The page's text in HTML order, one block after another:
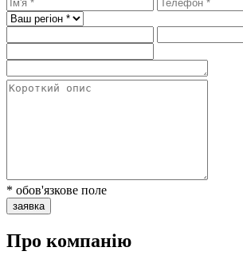
* обов'язкове поле
заявка
Про компанію